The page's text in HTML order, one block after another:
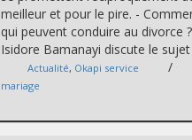
meilleur et pour le pire. -
qui peuvent conduire au divorce
Isidore Bamanayi discute le
Actualité, Okapi service /
mariage